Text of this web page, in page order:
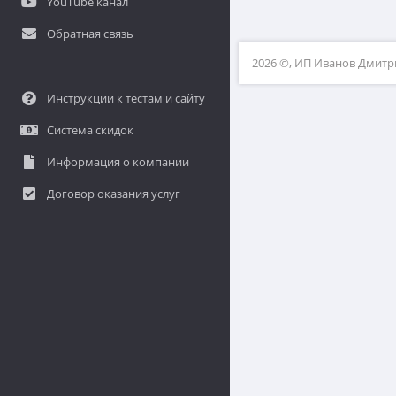
Обратная связь
Инструкции к тестам и сайту
Система скидок
Информация о компании
Договор оказания услуг
2026 ©, ИП Иванов